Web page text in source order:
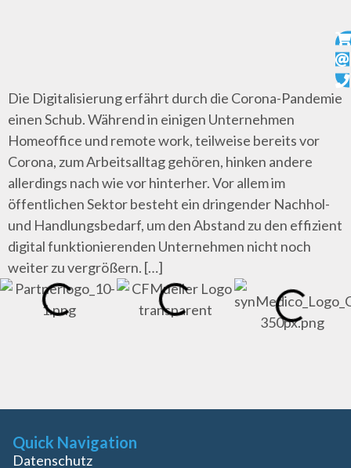
Die Digitalisierung erfährt durch die Corona-Pandemie
einen Schub. Während in einigen Unternehmen
Homeoffice und remote work, teilweise bereits vor
Corona, zum Arbeitsalltag gehören, hinken andere
allerdings nach wie vor hinterher. Vor allem im
öffentlichen Sektor besteht ein dringender Nachhol-
und Handlungsbedarf, um den Abstand zu den effizient
digital funktionierenden Unternehmen nicht noch
weiter zu vergrößern. […]
Quick Navigation
Datenschutz